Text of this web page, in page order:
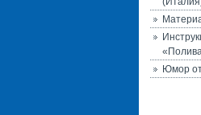
Юмор